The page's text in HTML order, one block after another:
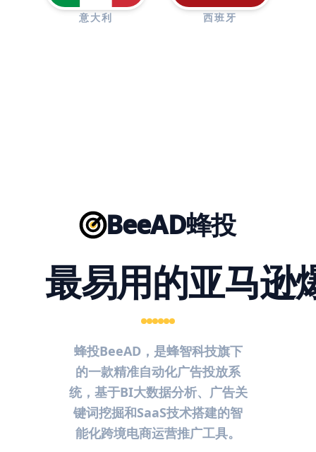
意大利 西班牙
BeeAD蜂投
最易用的亚马逊
蜂投BeeAD，是蜂智科技旗下
的一款精准自动化广告投放系
统，基于BI大数据分析、广告关
键词挖掘和SaaS技术搭建的智
能化跨境电商运营推广工具。